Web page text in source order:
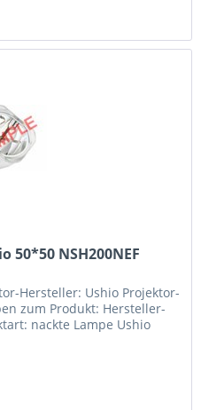
50*50 NSH200NEF
Hersteller: Ushio Projektor-
zum Produkt: Hersteller-
nackte Lampe Ushio